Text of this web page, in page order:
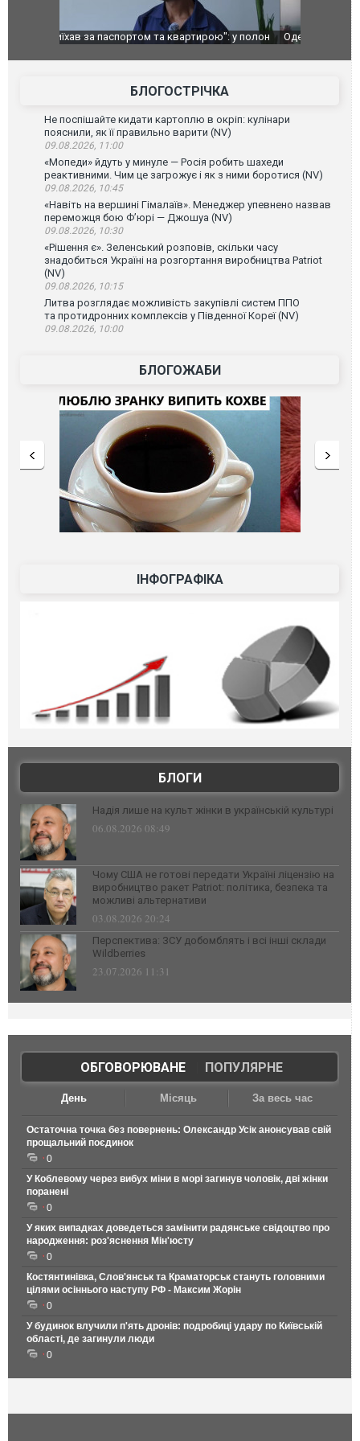
Одесу накрила потужна злива з градом та
Вже
БЛОГОСТРІЧКА
Не поспішайте кидати картоплю в окріп: кулінари
пояснили, як її правильно варити (NV)
09.08.2026, 11:00
«Мопеди» йдуть у минуле — Росія робить шахеди
реактивними. Чим це загрожує і як з ними боротися (NV)
09.08.2026, 10:45
«Навіть на вершині Гімалаїв». Менеджер упевнено назвав
переможця бою Ф’юрі — Джошуа (NV)
09.08.2026, 10:30
«Рішення є». Зеленський розповів, скільки часу
знадобиться Україні на розгортання виробництва Patriot
(NV)
09.08.2026, 10:15
Литва розглядає можливість закупівлі систем ППО
та протидронних комплексів у Південної Кореї (NV)
09.08.2026, 10:00
БЛОГОЖАБИ
ІНФОГРАФІКА
БЛОГИ
Надія лише на культ жінки в українській культурі
06.08.2026 08:49
Чому США не готові передати Україні ліцензію на
виробництво ракет Patriot: політика, безпека та
можливі альтернативи
03.08.2026 20:24
Перспектива: ЗСУ добомблять і всі інші склади
Wildberries
23.07.2026 11:31
ОБГОВОРЮВАНЕ| ПОПУЛЯРНЕ
День Місяць За весь час
Остаточна точка без повернень: Олександр Усік анонсував свій
прощальний поєдинок
0
У Коблевому через вибух міни в морі загинув чоловік, дві жінки
поранені
0
У яких випадках доведеться замінити радянське свідоцтво про
народження: роз'яснення Мін'юсту
0
Костянтинівка, Слов'янськ та Краматорськ стануть головними
цілями осіннього наступу РФ - Максим Жорін
0
У будинок влучили п'ять дронів: подробиці удару по Київській
області, де загинули люди
0